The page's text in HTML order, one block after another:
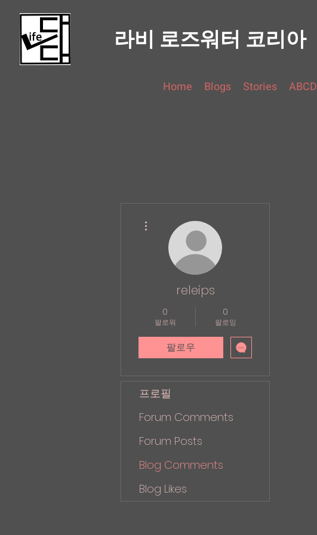
라비 로즈워터 코리아
Home Blogs Stories ABCD
releips
0
팔로워
0
팔로잉
팔로우
프로필
Forum Comments
Forum Posts
Blog Comments
Blog Likes